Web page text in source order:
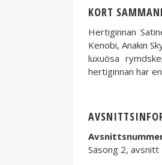
KORT
Hertiginnan
Kenobi, Anakin
luxuösa
hertiginnan har
Säsong 2, avsnitt